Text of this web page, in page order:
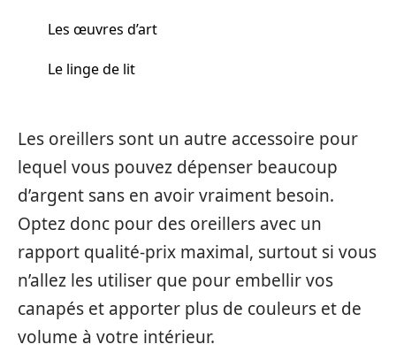
Les œuvres d’art
Le linge de lit
Les oreillers sont un autre accessoire pour
lequel vous pouvez dépenser beaucoup
d’argent sans en avoir vraiment besoin.
Optez donc pour des oreillers avec un
rapport qualité-prix maximal, surtout si vous
n’allez les utiliser que pour embellir vos
canapés et apporter plus de couleurs et de
volume à votre intérieur.